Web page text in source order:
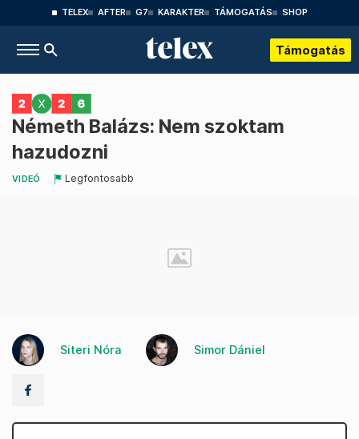
TELEX AFTER G7 KARAKTER TÁMOGATÁS SHOP
Támogatás
Németh Balázs: Nem szoktam
hazudozni
VIDEÓ Legfontosabb
Siteri Nóra Simor Dániel